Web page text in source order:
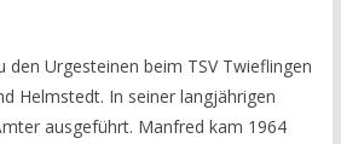
den Urgesteinen beim TSV Twieflingen
Helmstedt. In seiner langjährigen
ausgeführt. Manfred kam 1964